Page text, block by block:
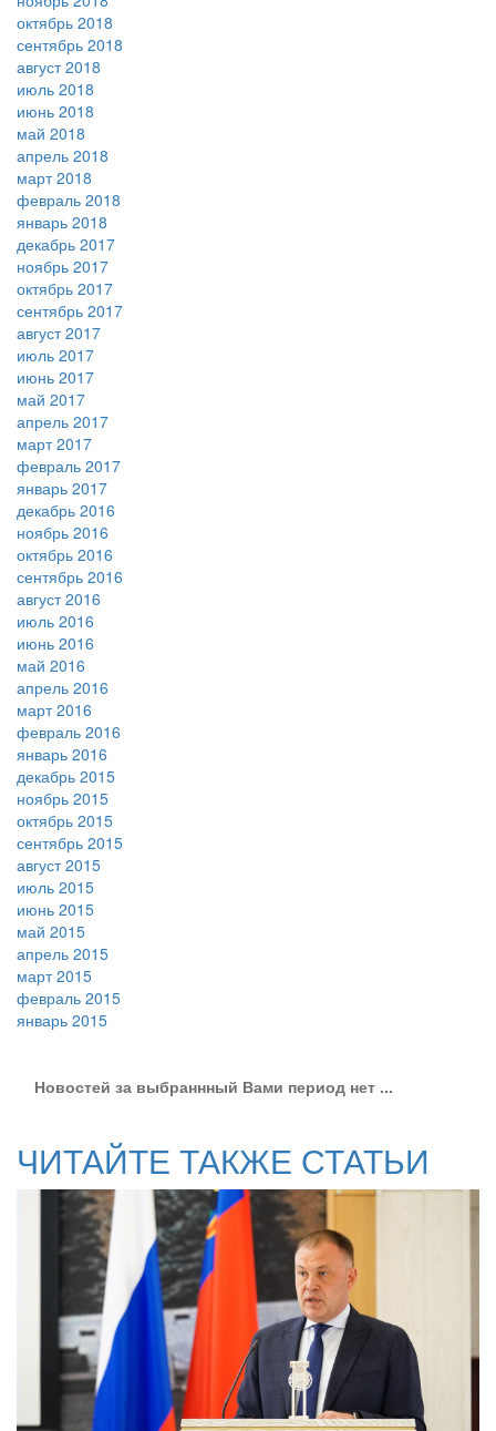
октябрь 2018
сентябрь 2018
август 2018
июль 2018
июнь 2018
май 2018
апрель 2018
март 2018
февраль 2018
январь 2018
декабрь 2017
ноябрь 2017
октябрь 2017
сентябрь 2017
август 2017
июль 2017
июнь 2017
май 2017
апрель 2017
март 2017
февраль 2017
январь 2017
декабрь 2016
ноябрь 2016
октябрь 2016
сентябрь 2016
август 2016
июль 2016
июнь 2016
май 2016
апрель 2016
март 2016
февраль 2016
январь 2016
декабрь 2015
ноябрь 2015
октябрь 2015
сентябрь 2015
август 2015
июль 2015
июнь 2015
май 2015
апрель 2015
март 2015
февраль 2015
январь 2015
Новостей за выбраннный Вами период нет ...
ЧИТАЙТЕ ТАКЖЕ СТАТЬИ